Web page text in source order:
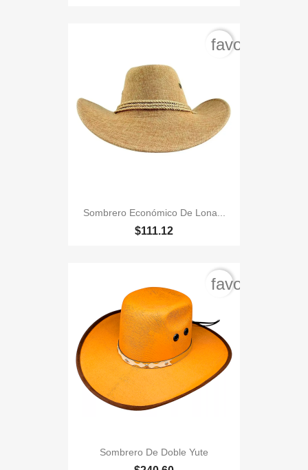
Sombrero Económico De Lona...
$111.12
Sombrero De Doble Yute